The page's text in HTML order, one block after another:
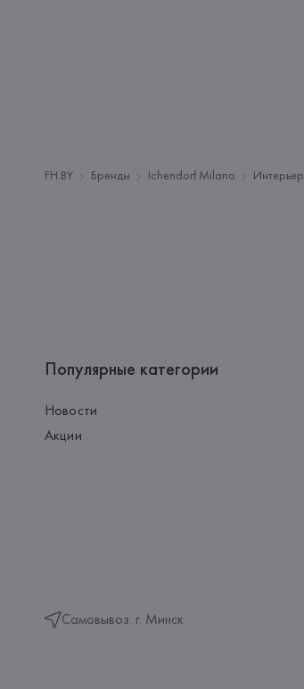
FH.BY Бренды Ichendorf Milano Интерьер
Популярные категории
Новости
Акции
Самовывоз: г. Минск